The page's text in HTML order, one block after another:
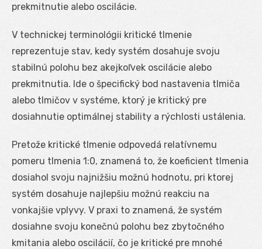
prekmitnutie alebo oscilácie.
V technickej terminológii kritické tlmenie
reprezentuje stav, kedy systém dosahuje svoju
stabilnú polohu bez akejkoľvek oscilácie alebo
prekmitnutia. Ide o špecifický bod nastavenia tlmiča
alebo tlmičov v systéme, ktorý je kritický pre
dosiahnutie optimálnej stability a rýchlosti ustálenia.
Pretože kritické tlmenie odpovedá relatívnemu
pomeru tlmenia 1:0, znamená to, že koeficient tlmenia
dosiahol svoju najnižšiu možnú hodnotu, pri ktorej
systém dosahuje najlepšiu možnú reakciu na
vonkajšie vplyvy. V praxi to znamená, že systém
dosiahne svoju konečnú polohu bez zbytočného
kmitania alebo oscilácií, čo je kritické pre mnohé